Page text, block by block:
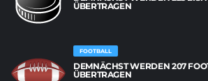
ÜBERTRAGEN
FOOTBALL
DEMNÄCHST WERDEN 207
ÜBERTRAGEN